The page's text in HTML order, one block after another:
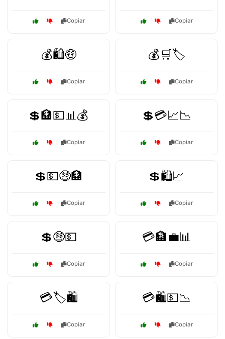
Copiar Copiar
💰🛍️🤑
Copiar
💰🛒🏷️
Copiar
💲🏦💵📊💰
Copiar
💲💳📈📉
Copiar
💲💵🤑🏦
Copiar
💲🛍️📈
Copiar
💲🤑💵
Copiar
💳🏦💼📊
Copiar
💳🏷️🛍️
Copiar
💳🛍️💵📉
Copiar